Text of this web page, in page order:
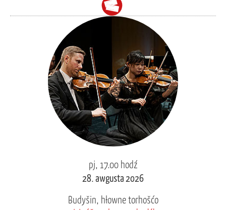
pj, 17.00 hodź
28. awgusta 2026
Budyšin, hłowne torhošćo